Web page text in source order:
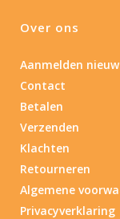
Over ons
Aanmelden
Contact
Betalen
Verzenden
Klachten
Retourneren
Algemene
Privacyverklaring